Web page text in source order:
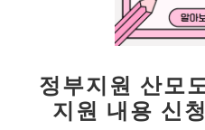
정부지원 산모
지원 내용 신